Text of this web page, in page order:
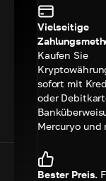
Vielseitige
Kaufen Sie
sofort mit
oder
Mercuryo und
Bester Preis.